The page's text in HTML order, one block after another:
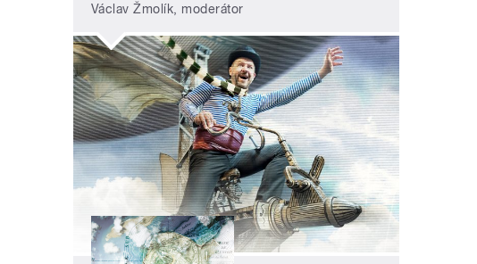
Václav Žmolík, moderátor